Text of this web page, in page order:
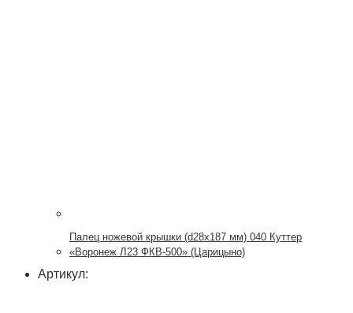
Палец ножевой крышки (d28x187 мм) 040 Куттер
«Воронеж Л23 ФКВ-500» (Царицыно)
Артикул: